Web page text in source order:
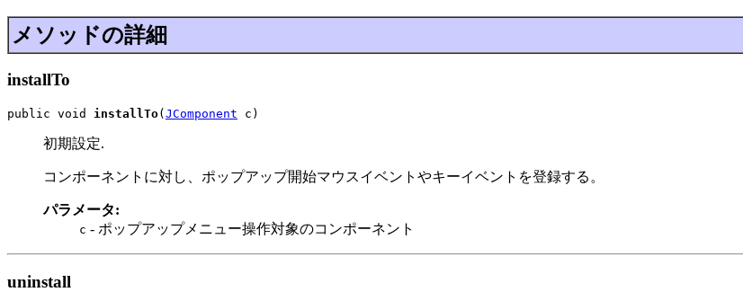
メソッドの詳細
installTo
public void installTo( JComponent c)
初期設定.
コンポーネントに対し、ポップアップ開始マウスイベントやキーイベントを登録する。
パラメータ:
c - ポップアップメニュー操作対象のコンポーネント
uninstall